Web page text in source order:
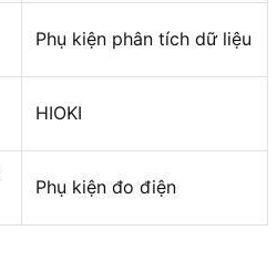
Phụ kiện phân tích dữ liệu
HIOKI
Phụ kiện đo điện